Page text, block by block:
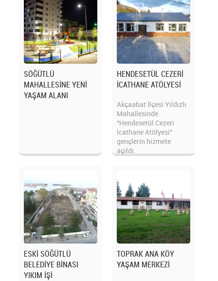
SÖĞÜTLÜ
MAHALLESİNE YENİ
YAŞAM ALANI
HENDESETÜL CEZERİ
İCATHANE ATÖLYESİ
Akçaabat İlçesi Yıldızlı
Mahallesinde
“Hendesetül Cezeri
İcathane Atölyesi”
gençlerin hizmete
açıldı.
ESKİ SÖĞÜTLÜ
BELEDİYE BİNASI
YIKIM İŞİ
TOPRAK ANA KÖY
YAŞAM MERKEZİ